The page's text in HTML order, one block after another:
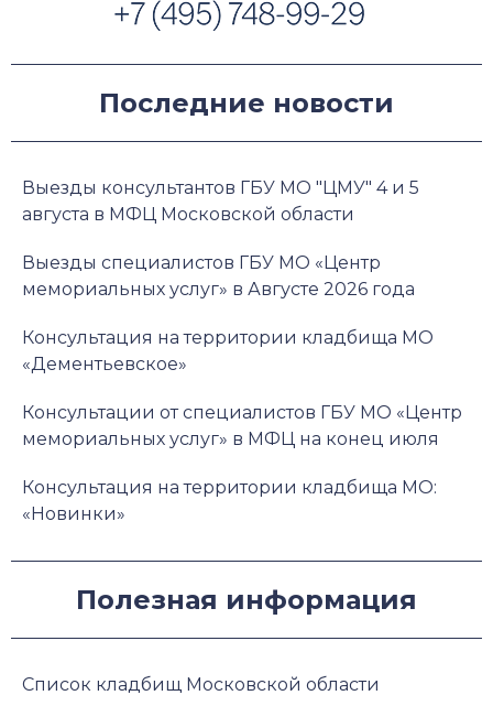
Последние новости
Выезды консультантов ГБУ МО "ЦМУ" 4 и 5
августа в МФЦ Московской области
Выезды специалистов ГБУ МО «Центр
мемориальных услуг» в Августе 2026 года
Консультация на территории кладбища МО
«Дементьевское»
Консультации от специалистов ГБУ МО «Центр
мемориальных услуг» в МФЦ на конец июля
Консультация на территории кладбища МО:
«Новинки»
Полезная информация
Список кладбищ Московской области